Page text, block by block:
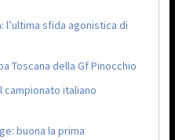
l’ultima sfida agonistica di
Toscana della Gf Pinocchio
campionato italiano
buona la prima